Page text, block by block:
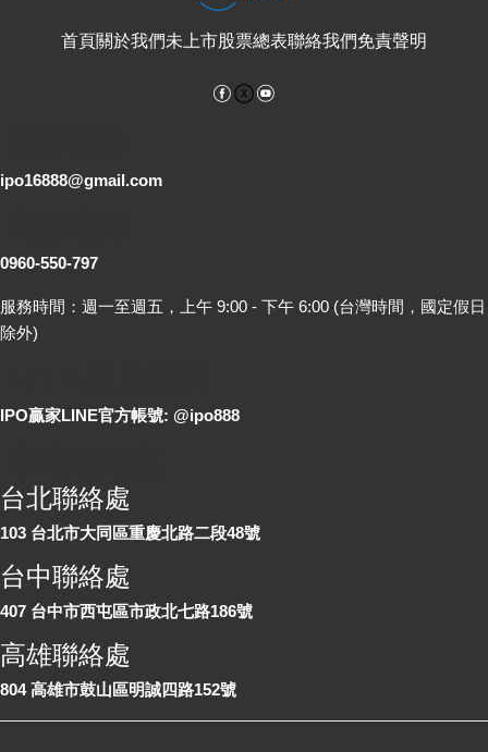
首頁關於我們未上市股票總表聯絡我們免責聲明
Facebook
ipo16888@gmail.com
0960-550-797
服務時間：週一至週五，上午 9:00 - 下午 6:00 (台灣時間，國定假日
除外)
IPO贏家LINE官方帳號: @ipo888
台北聯絡處
103 台北市大同區重慶北路二段48號
台中聯絡處
407 台中市西屯區市政北七路186號
高雄聯絡處
804 高雄市鼓山區明誠四路152號